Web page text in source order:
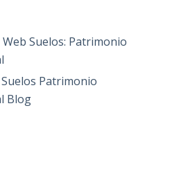
Web Suelos: Patrimonio
Suelos Patrimonio
Blog